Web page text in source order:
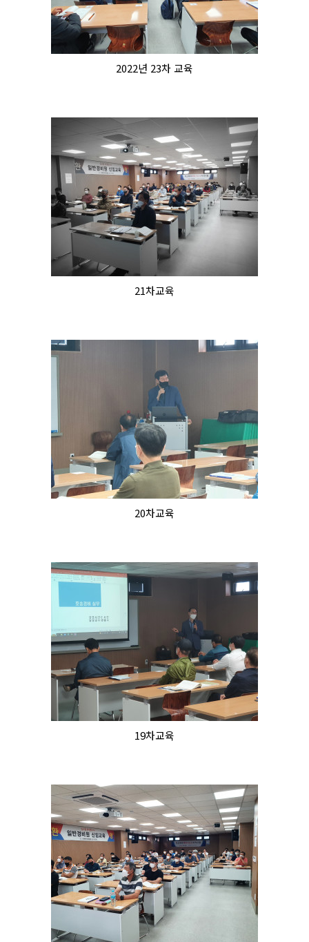
2022년 23차 교육
21차교육
20차교육
19차교육